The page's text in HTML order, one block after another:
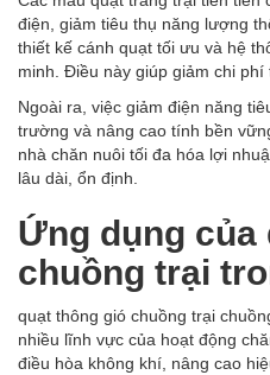
điện, giảm tiêu thụ năng lượng
thiết kế cánh quạt tối ưu và hệ
minh. Điều này giúp giảm chi phí
Ngoài ra, việc giảm điện năng
trường và nâng cao tính bền
nhà chăn nuôi tối đa hóa lợi
lâu dài, ổn định.
Ứng dụng của
chuồng trại
quạt thông gió chuồng trại
nhiều lĩnh vực của hoạt động
điều hòa không khí, nâng cao